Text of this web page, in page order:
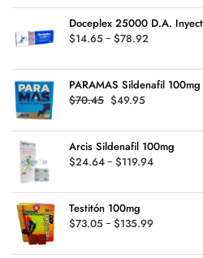
was:
$33.00.
is:
$29.49.
Doceplex 25000 D.A.
$14.65- $78.92Rango
precios:
desde
$78.92
PARAMAS Sildenafil 100mg
$70.45 Original
was:
$70.45.
$49.95
is:
$49.95.
Arcis Sildenafil 100mg
$24.64- $119.94Rango
precios:
$24.64
Testitón 100mg
$73.05- $135.99Rango